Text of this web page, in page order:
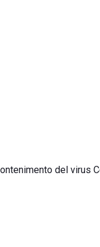
del virus